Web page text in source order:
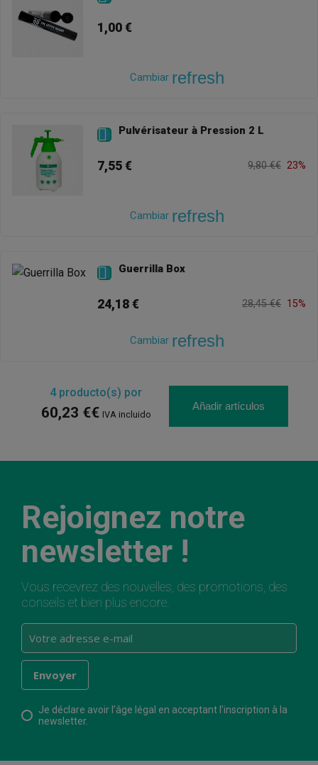
1,00 €
Cambiar refresh
 Pulvérisateur à Pression 2 L
7,55 € 9,80 €€ 23%
Cambiar refresh
 Guerrilla Box
24,18 € 28,45 €€ 15%
Cambiar refresh
4producto(s) por
60,23 €€ IVA incluido
Añadir artículos
Rejoignez notre
newsletter !
Vous recevrez des nouvelles, des promotions, des
conseils et bien plus encore.
Je déclare avoir l’âge légal en acceptant l’inscription à la
newsletter.